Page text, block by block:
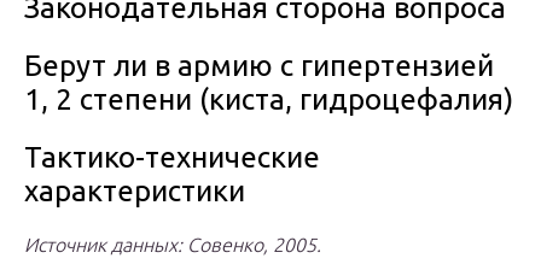
Законодательная сторона вопроса
Берут ли в армию с гипертензией
1, 2 степени (киста, гидроцефалия)
Тактико-технические
характеристики
Источник данных: Совенко, 2005.